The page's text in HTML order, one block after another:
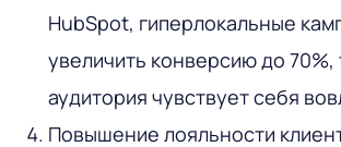
HubSpot, гиперлокальные
увеличить конверсию до 70%,
аудитория чувствует себя
Повышение лояльности